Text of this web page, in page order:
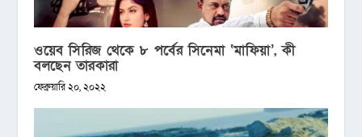
ওয়েব সিরিজ থেকে ৮ পর্বের সিনেমা ‘মাফিয়া’, কী
বলছেন তারকারা
ফেব্রুয়ারি ২০, ২০২২